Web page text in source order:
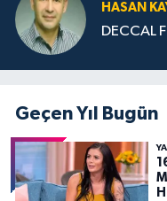
HASAN
DECCAL
Geçen Yıl Bugün